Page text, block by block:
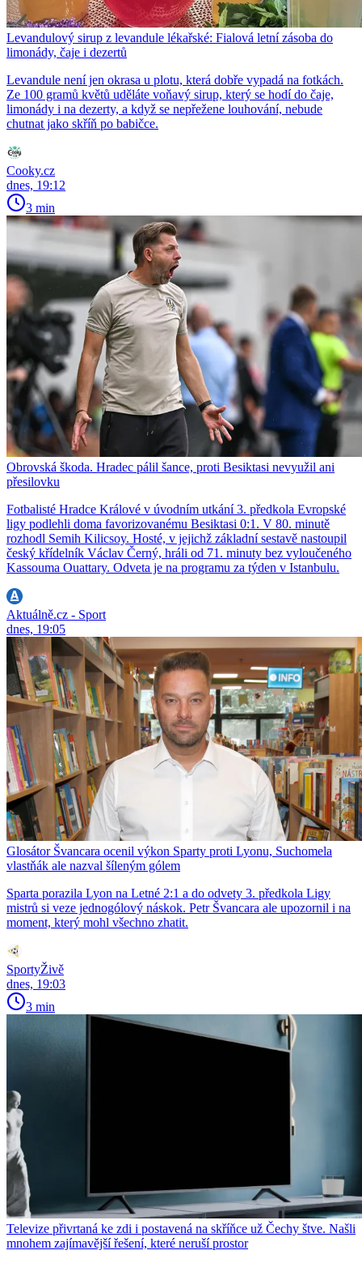
Levandulový sirup z levandule lékařské: Fialová letní zásoba do
limonády, čaje i dezertů
Levandule není jen okrasa u plotu, která dobře vypadá na fotkách.
Ze 100 gramů květů uděláte voňavý sirup, který se hodí do čaje,
limonády i na dezerty, a když se nepřežene louhování, nebude
chutnat jako skříň po babičce.
Cooky.cz
dnes, 19:12
3 min
Obrovská škoda. Hradec pálil šance, proti Besiktasi nevyužil ani
přesilovku
Fotbalisté Hradce Králové v úvodním utkání 3. předkola Evropské
ligy podlehli doma favorizovanému Besiktasi 0:1. V 80. minutě
rozhodl Semih Kilicsoy. Hosté, v jejichž základní sestavě nastoupil
český křídelník Václav Černý, hráli od 71. minuty bez vyloučeného
Kassouma Ouattary. Odveta je na programu za týden v Istanbulu.
Aktuálně.cz - Sport
dnes, 19:05
Glosátor Švancara ocenil výkon Sparty proti Lyonu, Suchomela
vlastňák ale nazval šíleným gólem
Sparta porazila Lyon na Letné 2:1 a do odvety 3. předkola Ligy
mistrů si veze jednogólový náskok. Petr Švancara ale upozornil i na
moment, který mohl všechno zhatit.
SportyŽivě
dnes, 19:03
3 min
Televize přivrtaná ke zdi i postavená na skříňce už Čechy štve. Našli
mnohem zajímavější řešení, které neruší prostor